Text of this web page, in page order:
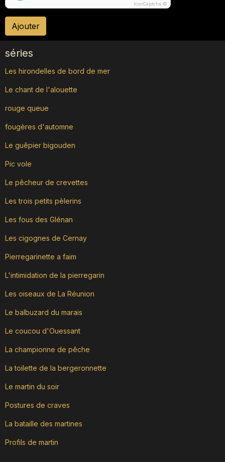
IconCaptcha ©
Ajouter
séries
Les hirondelles de bord de mer
Le chant de l'alouette
rouge queue
fougères d'automne
Le guêpier bigouden
Pic vole
Le pêcheur de crevettes
Les trois petits pèlerins
Les fous des Glénan
Les cigognes de Cernay
Pierregarinette a faim
L'intimidation de la pierregarin
Les oiseaux de La Réunion
Le balbuzard du marais
Le coucou d'Ouessant
La championne de pêche
La toilette de la bergeronnette
Le martin du soir
Postures de craves
La bataille des martines
Profils de martin